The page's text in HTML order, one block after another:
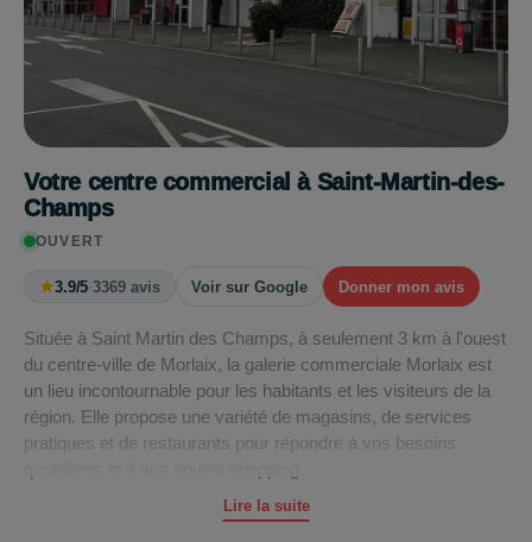
Votre centre commercial à Saint-Martin-des-
Champs
OUVERT
★3.9/5·3369 avis Voir sur Google Donner mon avis
Située à Saint Martin des Champs, à seulement 3 km à l'ouest
du centre-ville de Morlaix, la galerie commerciale Morlaix est
un lieu incontournable pour les habitants et les visiteurs de la
région. Elle propose une variété de magasins, de services
pratiques et de restaurants pour répondre à vos besoins
Carrefouroffre une gamme complète de
Lire la suite